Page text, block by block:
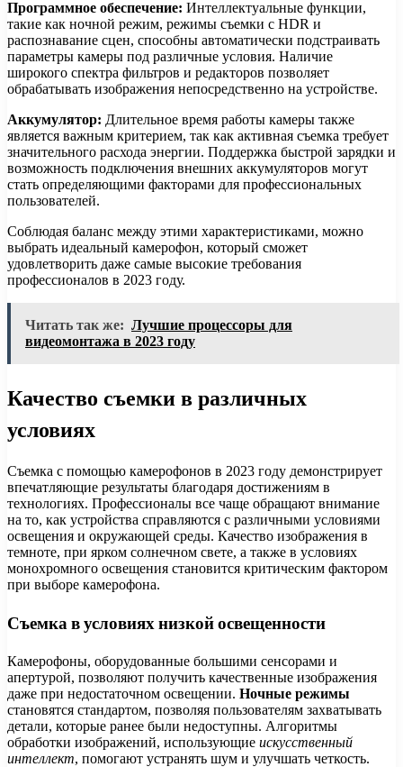
Программное обеспечение: Интеллектуальные функции,
такие как ночной режим, режимы съемки с HDR и
распознавание сцен, способны автоматически подстраивать
параметры камеры под различные условия. Наличие
широкого спектра фильтров и редакторов позволяет
обрабатывать изображения непосредственно на устройстве.
Аккумулятор: Длительное время работы камеры также
является важным критерием, так как активная съемка требует
значительного расхода энергии. Поддержка быстрой зарядки и
возможность подключения внешних аккумуляторов могут
стать определяющими факторами для профессиональных
пользователей.
Соблюдая баланс между этими характеристиками, можно
выбрать идеальный камерофон, который сможет
удовлетворить даже самые высокие требования
профессионалов в 2023 году.
Читать так же: Лучшие процессоры для
видеомонтажа в 2023 году
Качество съемки в различных
условиях
Съемка с помощью камерофонов в 2023 году демонстрирует
впечатляющие результаты благодаря достижениям в
технологиях. Профессионалы все чаще обращают внимание
на то, как устройства справляются с различными условиями
освещения и окружающей среды. Качество изображения в
темноте, при ярком солнечном свете, а также в условиях
монохромного освещения становится критическим фактором
при выборе камерофона.
Съемка в условиях низкой освещенности
Камерофоны, оборудованные большими сенсорами и
апертурой, позволяют получить качественные изображения
даже при недостаточном освещении. Ночные режимы
становятся стандартом, позволяя пользователям захватывать
детали, которые ранее были недоступны. Алгоритмы
обработки изображений, использующие искусственный
интеллект, помогают устранять шум и улучшать четкость.